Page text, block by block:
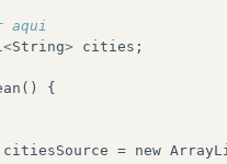
aqui
<String> cities ;
() {
citiesSource = new